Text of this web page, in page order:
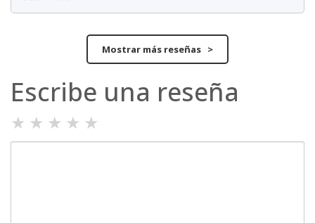
Mostrar más reseñas >
Escribe una reseña
★ ★ ★ ★ ★